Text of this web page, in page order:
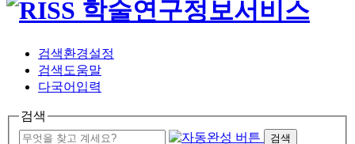
검색환경설정
검색도움말
다국어입력
검색
검색